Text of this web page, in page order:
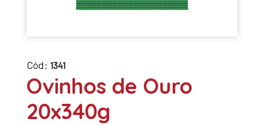
Cód: 1341
Ovinhos de Ouro
20x340g